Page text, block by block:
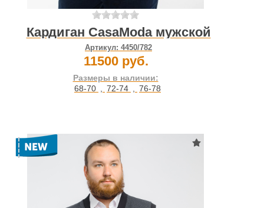
Кардиган CasaModa мужской
Артикул: 4450/782
11500 руб.
Размеры в наличии:
68-70 , 72-74 , 76-78